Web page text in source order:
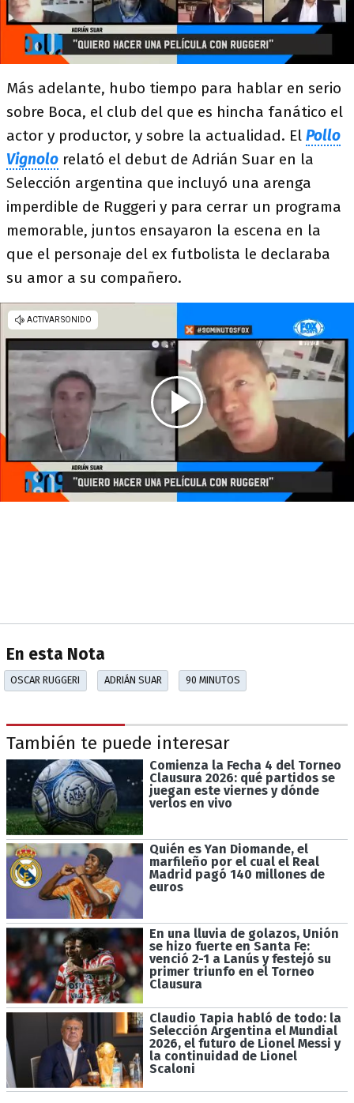
Más adelante, hubo tiempo para hablar en serio
sobre Boca, el club del que es hincha fanático el
actor y productor, y sobre la actualidad. El Pollo
Vignolo relató el debut de Adrián Suar en la
Selección argentina que incluyó una arenga
imperdible de Ruggeri y para cerrar un programa
memorable, juntos ensayaron la escena en la
que el personaje del ex futbolista le declaraba
su amor a su compañero.
En esta Nota
OSCAR RUGGERI ADRIÁN SUAR 90 MINUTOS
También te puede interesar
Comienza la Fecha 4 del Torneo
Clausura 2026: qué partidos se
juegan este viernes y dónde
verlos en vivo
Quién es Yan Diomande, el
marfileño por el cual el Real
Madrid pagó 140 millones de
euros
En una lluvia de golazos, Unión
se hizo fuerte en Santa Fe:
venció 2-1 a Lanús y festejó su
primer triunfo en el Torneo
Clausura
Claudio Tapia habló de todo: la
Selección Argentina el Mundial
2026, el futuro de Lionel Messi y
la continuidad de Lionel
Scaloni